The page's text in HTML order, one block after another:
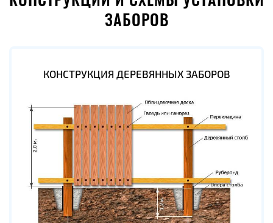
ЗАБОРОВ
КОНСТРУКЦИЯ ДЕРЕВЯННЫХ ЗАБОРОВ